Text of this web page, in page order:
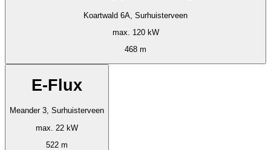
Koartwald 6A, Surhuisterveen
max. 120 kW
468 m
E-Flux
Meander 3, Surhuisterveen
max. 22 kW
522 m